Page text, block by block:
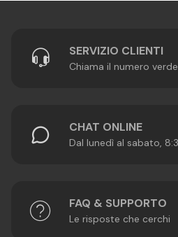
SERVIZIO CLIENTI
Chiama il numero
CHAT ONLINE
Dal lunedì al sabato,
FAQ & SUPPORTO
Le risposte che cerchi